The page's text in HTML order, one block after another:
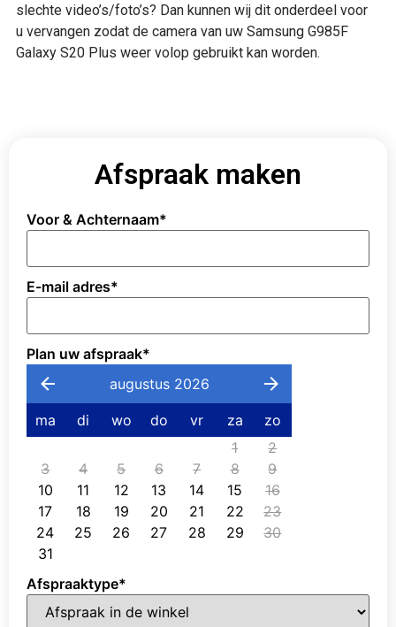
slechte video’s/foto’s? Dan kunnen wij dit onderdeel voor
u vervangen zodat de camera van uw Samsung G985F
Galaxy S20 Plus weer volop gebruikt kan worden.
Afspraak maken
Voor & Achternaam*
E-mail adres*
Plan uw afspraak*
augustus 2026
ma di wo do vr za
zo
1
2
3
4 5 6 7 8
9
10
11 12 13 14 15
16
17
18 19 20 21 22
23
24
25 26 27 28 29
30
31
Afspraaktype*